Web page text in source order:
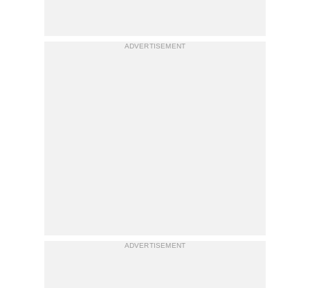
ADVERTISEMENT
ADVERTISEMENT